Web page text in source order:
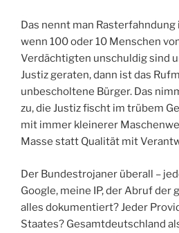
Das nennt man
wenn 100 oder 10 Menschen
Verdächtigten unschuldig sind
Justiz geraten, dann ist das
unbescholtene Bürger. Das
zu, die Justiz fischt im trübem
mit immer kleinerer
Masse statt Qualität mit
Der Bundestrojaner überall –
Google, meine IP, der Abruf der
alles dokumentiert? Jeder
Staates? Gesamtdeutschland